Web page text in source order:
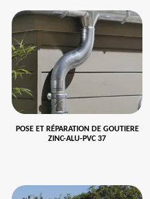
POSE ET RÉPARATION DE GOUTIERE
ZINC-ALU-PVC 37